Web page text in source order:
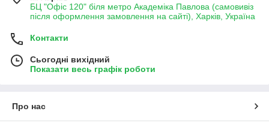
БЦ "Офіс 120" біля метро Академіка Павлова (самовивіз
після оформлення замовлення на сайті), Харків, Україна
Контакти
Сьогодні вихідний
Показати весь графік роботи
Про нас